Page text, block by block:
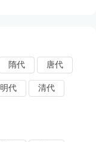
隋代 唐代
明代 清代